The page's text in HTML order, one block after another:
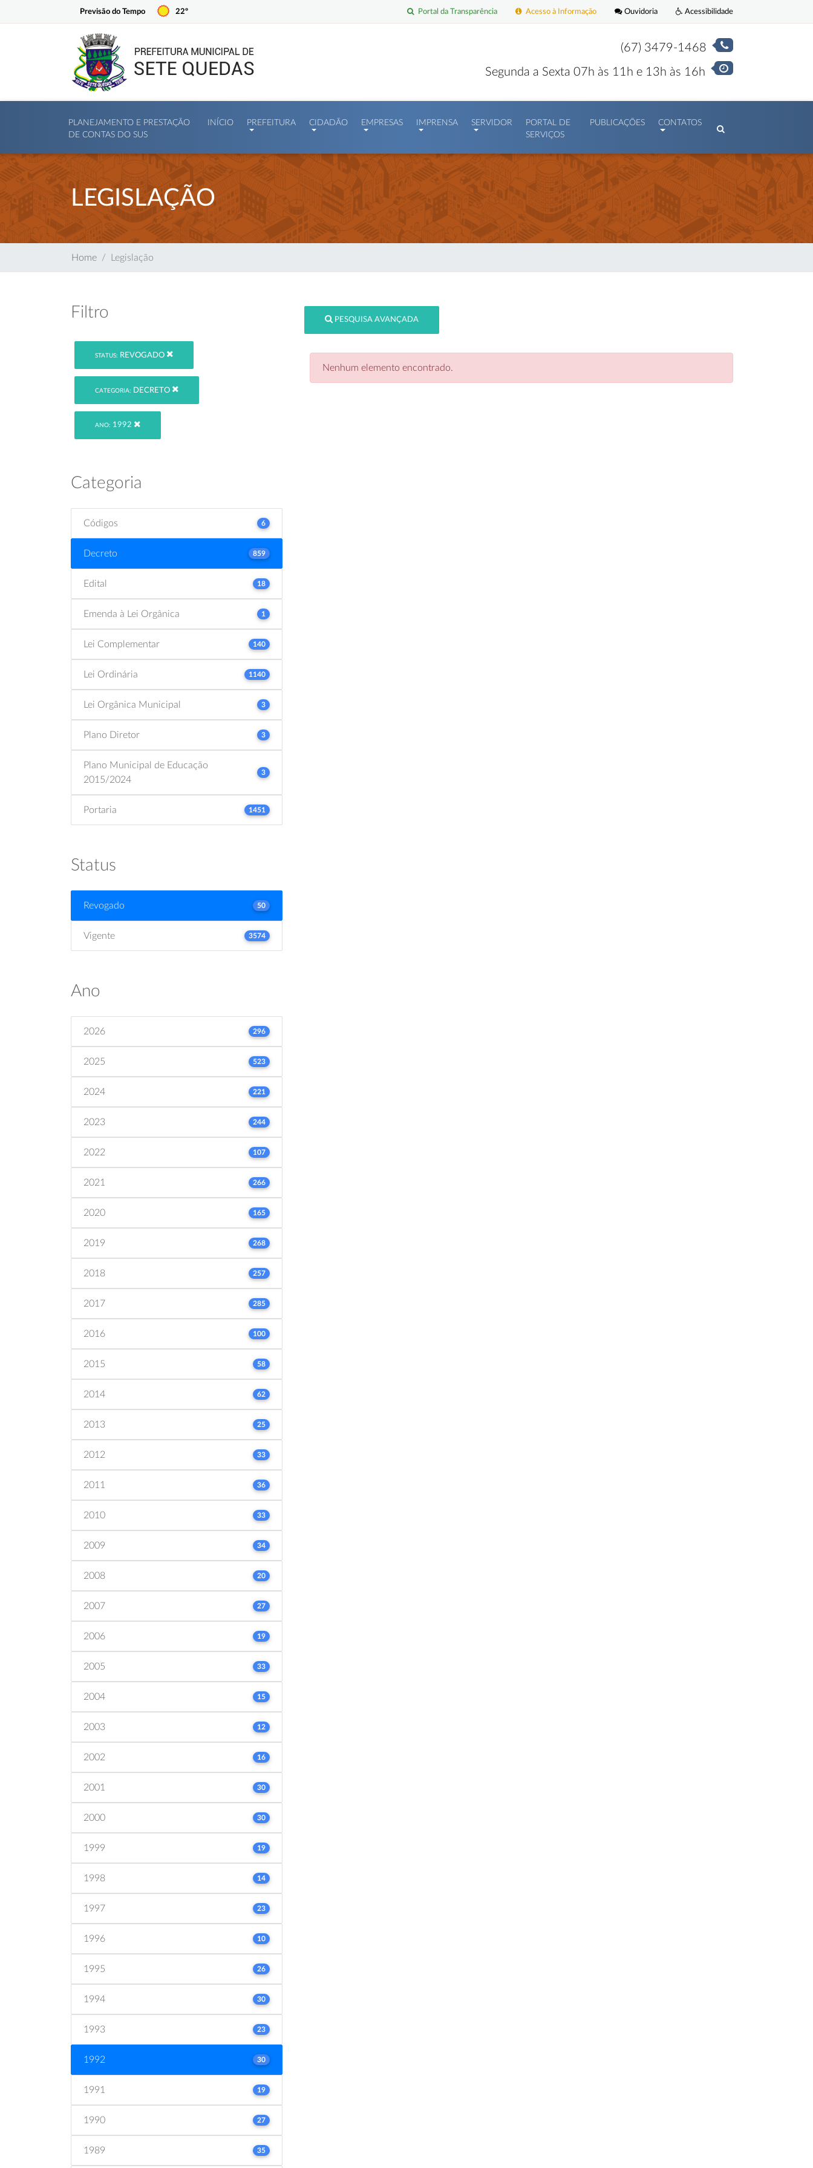
Previsão do Tempo 22º Acessibilidade
Ouvidoria
Acesso à Informação
Portal da Transparência
(67) 3479-1468
Segunda a Sexta 07h às 11h e 13h às 16h
PLANEJAMENTO E PRESTAÇÃO
DE CONTAS DO SUS
INÍCIO PREFEITURA CIDADÃO EMPRESAS IMPRENSA SERVIDOR
PORTAL DE
SERVIÇOS
PUBLICAÇÕES CONTATOS
LEGISLAÇÃO
Home Legislação
Filtro
STATUS: REVOGADO
CATEGORIA: DECRETO
ANO: 1992
Categoria
Códigos 6
Decreto 859
Edital 18
Emenda à Lei Orgânica 1
Lei Complementar 140
Lei Ordinária 1140
Lei Orgânica Municipal 3
Plano Diretor 3
Plano Municipal de Educação
2015/2024
3
Portaria 1451
Status
Revogado 50
Vigente 3574
Ano
2026 296
2025 523
2024 221
2023 244
2022 107
2021 266
2020 165
2019 268
2018 257
2017 285
2016 100
2015 58
2014 62
2013 25
2012 33
2011 36
2010 33
2009 34
2008 20
2007 27
2006 19
2005 33
2004 15
2003 12
2002 16
2001 30
2000 30
1999 19
1998 14
1997 23
1996 10
1995 26
1994 30
1993 23
1992 30
1991 19
1990 27
1989 35
PESQUISA AVANÇADA
Nenhum elemento encontrado.